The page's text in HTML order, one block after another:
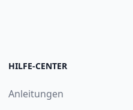
HILFE-CENTER
Anleitungen